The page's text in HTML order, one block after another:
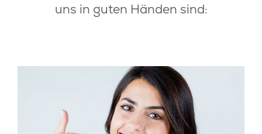
KONTAKT
uns in guten Händen sind: